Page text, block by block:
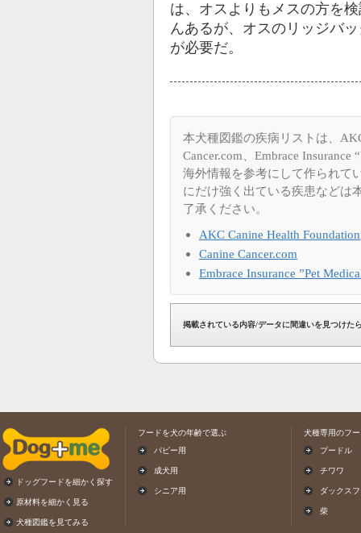
は、オスよりもメスの方を
んあるが、オスのリッジバ
が必要だ。
本犬種図鑑の疾病リストは、
Cancer.com、Embrace
海外情報を参考にして作られて
にだけ強く出ている疾患などは
了承ください。
AKC Canine Health Foundation
Canine Cancer.com
Embrace Insurance ”Pet
掲載されている内容/データに間違いを見つけた
ドッグフードを細かく探す
原材料を細かく見る
犬種図鑑を見てみる
フードを犬の年齢で選ぶ
パピー用
成犬用
シニア用
犬種専用のフ
プードル
チワワ
ダックス
柴